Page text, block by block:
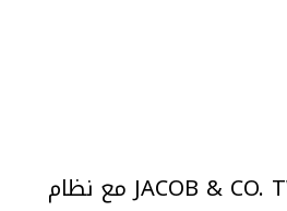
ساعة JACOB & CO. TWIN TURBO مع نظام